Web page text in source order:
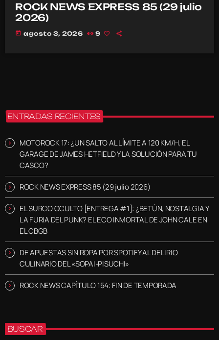
ROCK NEWS EXPRESS 85 (29 julio
2026)
today agosto 3, 2026 9
ENTRADAS RECIENTES
MOTOROCK 17: ¿UN SALTO AL LÍMITE A 120 KM/H, EL
GARAGE DE JAMES HETFIELD Y LA SOLUCIÓN PARA TU
CASCO?
ROCK NEWS EXPRESS 85 (29 julio 2026)
EL SURCO OCULTO [ENTREGA #1]: ¿BETÚN, NOSTALGIA Y
LA FURIA DEL PUNK? EL ECO INMORTAL DE JOHN CALE EN
EL CBGB
DE APUESTAS SIN ROPA POR SPOTIFY AL DELIRIO
CULINARIO DEL «SOPAI-PISUCHI»
ROCK NEWS CAPÍTULO 154: FIN DE TEMPORADA
BUSCAR